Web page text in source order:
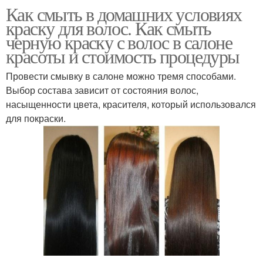
Как смыть в домашних условиях
краску для волос. Как смыть
черную краску с волос в салоне
красоты и стоимость процедуры
Провести смывку в салоне можно тремя способами.
Выбор состава зависит от состояния волос,
насыщенности цвета, красителя, который использовался
для покраски.